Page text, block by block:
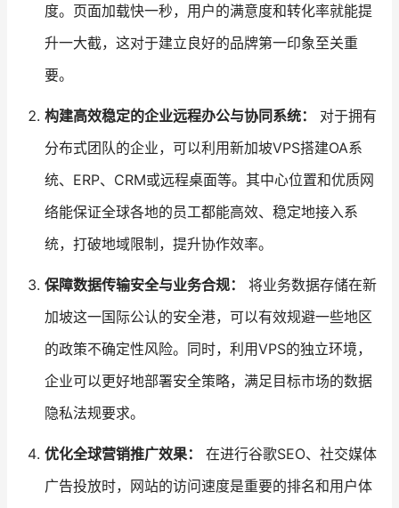
度。页面加载快一秒，用户的满意度和转化率就能提
升一大截，这对于建立良好的品牌第一印象至关重
要。
构建高效稳定的企业远程办公与协同系统：
对于拥有
分布式团队的企业，可以利用新加坡VPS搭建OA系
统、ERP、CRM或远程桌面等。其中心位置和优质网
络能保证全球各地的员工都能高效、稳定地接入系
统，打破地域限制，提升协作效率。
保障数据传输安全与业务合规：
将业务数据存储在新
加坡这一国际公认的安全港，可以有效规避一些地区
的政策不确定性风险。同时，利用VPS的独立环境，
企业可以更好地部署安全策略，满足目标市场的数据
隐私法规要求。
优化全球营销推广效果：
在进行谷歌SEO、社交媒体
广告投放时，网站的访问速度是重要的排名和用户体